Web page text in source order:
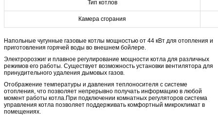
Тип котлов
Камера сгорания
Напольные чугунные газовые котлы мощностью от 44 кВт для отопления и
приготовления горячей воды во внешнем бойлере.
Электророзжиг и плавное регулирование мощности котла для различных
режимов его работы. Существует возможность установки вентилятора для
принудительного удаления дымовых газов.
Отображение температуры и давления теплоносителя с системе
отопления, что позволяет непрерывно получать информацию в любой
момент работы котла.При подключении комнатных регуляторов система
управления котла позволяет поддерживать комфортный микроклимат в
помещениях.